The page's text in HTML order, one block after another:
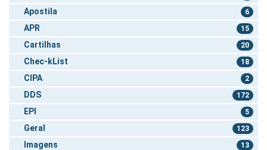
Apostila 6
APR 15
Cartilhas 20
Chec-kList 18
CIPA 2
DDS 172
EPI 5
Geral 123
Imagens 13